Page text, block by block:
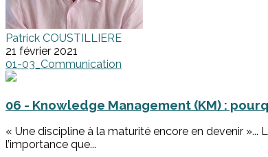
Patrick COUSTILLIERE
21 février 2021
01-03_Communication
06 - Knowledge Management (KM) :
« Une discipline à la maturité encore en devenir
l’importance que...